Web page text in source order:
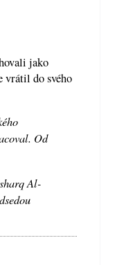
jako
vrátil do svého
Od
Al-